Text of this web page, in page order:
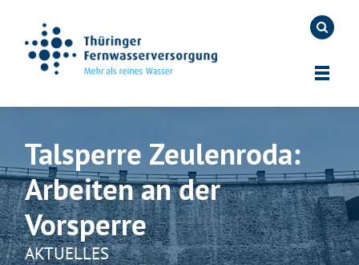
Talsperre Zeulenroda:
Arbeiten an der
Vorsperre
AKTUELLES